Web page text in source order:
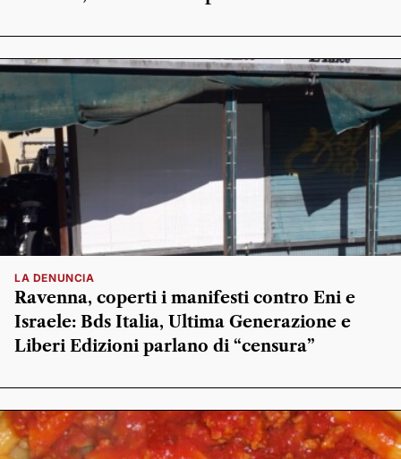
LA DENUNCIA
Ravenna, coperti i manifesti contro Eni e
Israele: Bds Italia, Ultima Generazione e
Liberi Edizioni parlano di “censura”